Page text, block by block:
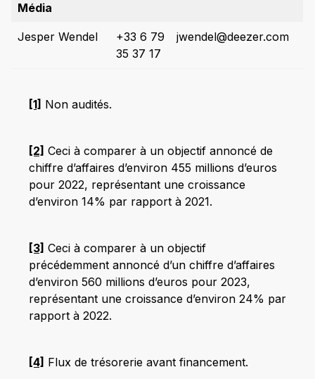
Média
Jesper Wendel
+33 6 79
35 37 17
jwendel@deezer.com
[1] Non audités.
[2] Ceci à comparer à un objectif annoncé de
chiffre d’affaires d’environ 455 millions d’euros
pour 2022, représentant une croissance
d’environ 14% par rapport à 2021.
[3] Ceci à comparer à un objectif
précédemment annoncé d’un chiffre d’affaires
d’environ 560 millions d’euros pour 2023,
représentant une croissance d’environ 24% par
rapport à 2022.
[4] Flux de trésorerie avant financement.